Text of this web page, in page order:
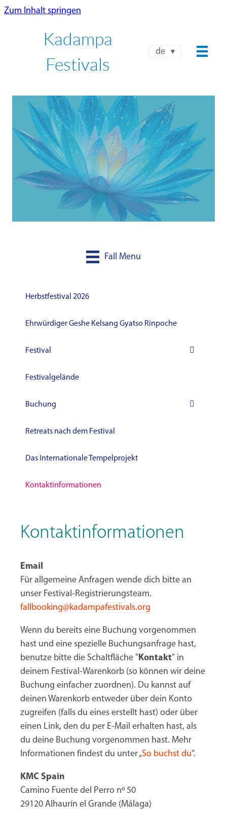
Zum Inhalt springen
Kadampa
Festivals
de
NKT-IKBU INTERNATIONAL
HERBSTFEST 2026
9. Oktober – 15. Oktober
Platz buchen
Fall Menu
Herbstfestival 2026
Ehrwürdiger Geshe Kelsang Gyatso Rinpoche
Festival
Festivalgelände
Buchung
Retreats nach dem Festival
Das Internationale Tempelprojekt
Kontaktinformationen
Kontaktinformationen
Email
Für allgemeine Anfragen wende dich bitte an
unser Festival-Registrierungsteam.
fallbooking@kadampafestivals.org
Wenn du bereits eine Buchung vorgenommen
hast und eine spezielle Buchungsanfrage hast,
benutze bitte die Schaltfläche " Kontakt" in
deinem Festival-Warenkorb (so können wir deine
Buchung einfacher zuordnen). Du kannst auf
deinen Warenkorb entweder über dein Konto
zugreifen (falls du eines erstellt hast) oder über
einen Link, den du per E-Mail erhalten hast, als
du deine Buchung vorgenommen hast. Mehr
Informationen findest du unter „So buchst du“.
KMC Spain
Camino Fuente del Perro nº 50
29120 Alhaurín el Grande (Málaga)